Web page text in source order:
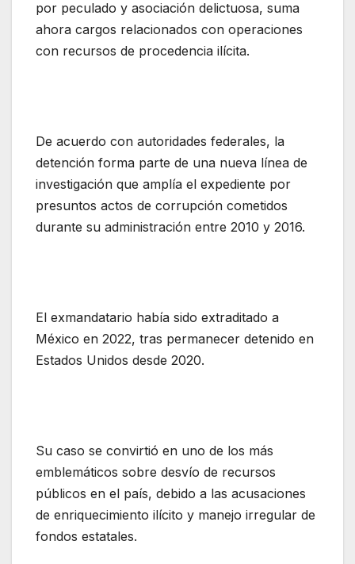
por peculado y asociación delictuosa, suma
ahora cargos relacionados con operaciones
con recursos de procedencia ilícita.
De acuerdo con autoridades federales, la
detención forma parte de una nueva línea de
investigación que amplía el expediente por
presuntos actos de corrupción cometidos
durante su administración entre 2010 y 2016.
El exmandatario había sido extraditado a
México en 2022, tras permanecer detenido en
Estados Unidos desde 2020.
Su caso se convirtió en uno de los más
emblemáticos sobre desvío de recursos
públicos en el país, debido a las acusaciones
de enriquecimiento ilícito y manejo irregular de
fondos estatales.